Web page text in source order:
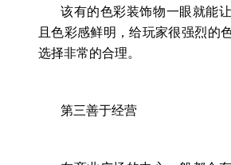
该有的色彩装饰物一眼就能
且色彩感鲜明，给玩家很强烈的
选择非常的合理。
第三善于经营